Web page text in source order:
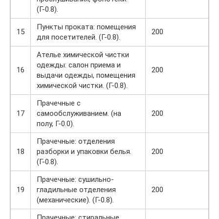
(Г-0.8).
15
Пункты проката: помещения
для посетителей. (Г-0.8).
200
16
Ателье химической чистки
одежды: салон приема и
выдачи одежды, помещения
химической чистки. (Г-0.8).
200
17
Прачечные с
самообслуживанием. (на
полу, Г-0.0).
200
18
Прачечные: отделения
разборки и упаковки белья.
(Г-0.8).
200
19
Прачечные: сушильно-
гладильные отделения
(механические). (Г-0.8).
200